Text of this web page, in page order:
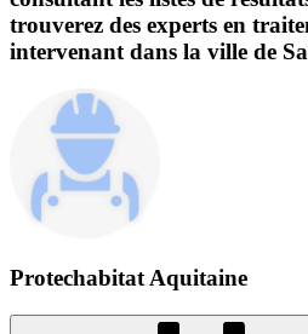
trouverez des experts en
intervenant dans la ville de
Protechabitat Aquitaine